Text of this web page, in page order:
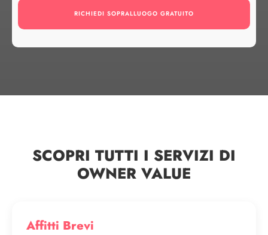
SCOPRI TUTTI I SERVIZI DI
OWNER VALUE
Affitti Brevi